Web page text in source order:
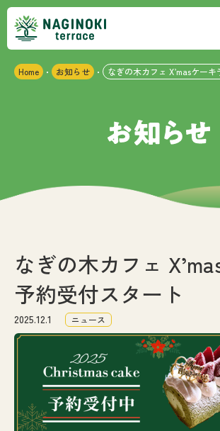
：11時〜15時（14時半
LO）
：17時〜21時（20時半
LO）
お知らせ
施設紹介
なぎの木通信
アクセス
お問い合わせ
Home ・ お知らせ ・ なぎの木カフェ X’masケー
なぎの木カフェ
予約受付スタート
2025.12.1 ニュース